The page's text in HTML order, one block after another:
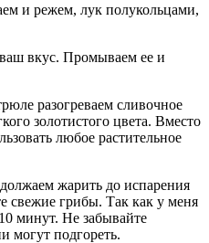
и режем, лук полукольцами,
вкус. Промываем ее и
разогреваем сливочное
золотистого цвета. Вместо
любое растительное
жарить до испарения
свежие грибы. Так как у меня
минут. Не забывайте
могут подгореть.